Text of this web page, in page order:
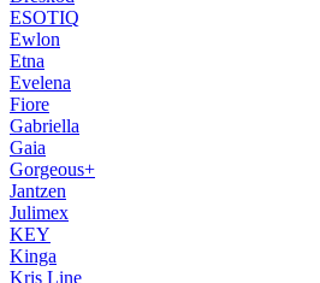
ESOTIQ
Ewlon
Etna
Evelena
Fiore
Gabriella
Gaia
Gorgeous+
Jantzen
Julimex
KEY
Kinga
Kris Line